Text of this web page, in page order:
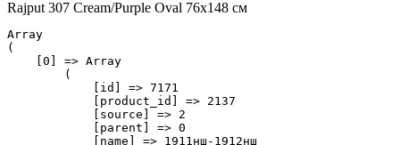
Rajput 307 Cream/Purple Oval 76x148 см
Array
(
    [0] => Array
        (
            [id] => 7171
            [product_id] => 2137
            [source] => 2
            [parent] => 0
            [name] => 1911нш-1912нш